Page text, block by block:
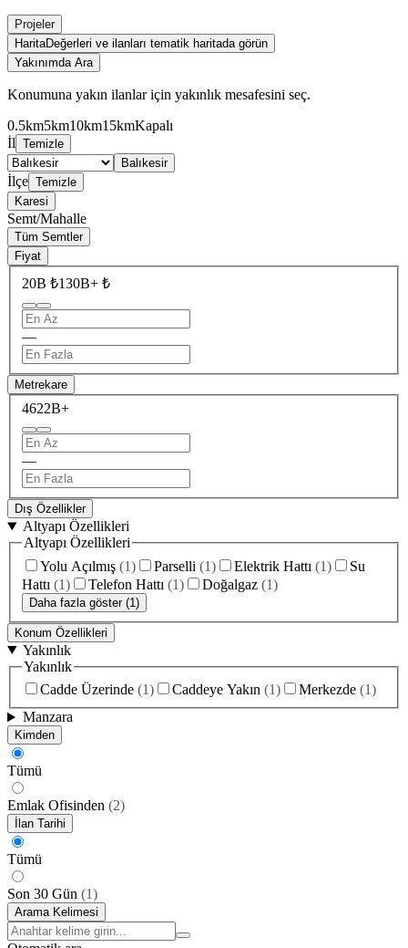
Projeler
HaritaDeğerleri ve ilanları tematik haritada görün
Yakınımda Ara
Konumuna yakın ilanlar için yakınlık mesafesini seç.
0.5km5km10km15kmKapalı
İl Temizle
Balıkesir
İlçe Temizle
Karesi
Semt/Mahalle
Tüm Semtler
Fiyat
20B ₺130B+ ₺
—
Metrekare
4622B+
—
Dış Özellikler
Altyapı Özellikleri
Altyapı Özellikleri
Yolu Açılmış (1) Parselli (1) Elektrik Hattı (1)
Su
Hattı (1) Telefon Hattı (1) Doğalgaz (1)
Daha fazla göster (1)
Konum Özellikleri
Yakınlık
Yakınlık
Cadde Üzerinde (1) Caddeye Yakın (1) Merkezde (1)
Manzara
Kimden
Tümü
Emlak Ofisinden (2)
İlan Tarihi
Tümü
Son 30 Gün (1)
Arama Kelimesi